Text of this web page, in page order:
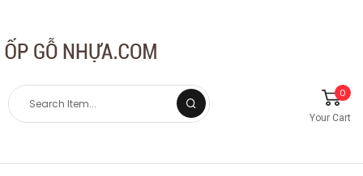
0
Your Cart